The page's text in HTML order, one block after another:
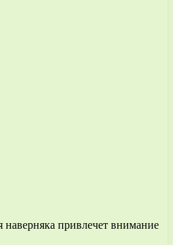
привлечет внимание